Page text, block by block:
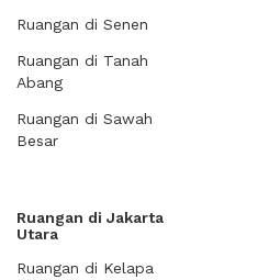
Ruangan di Senen
Ruangan di Tanah
Abang
Ruangan di Sawah
Besar
Ruangan di Jakarta
Utara
Ruangan di Kelapa